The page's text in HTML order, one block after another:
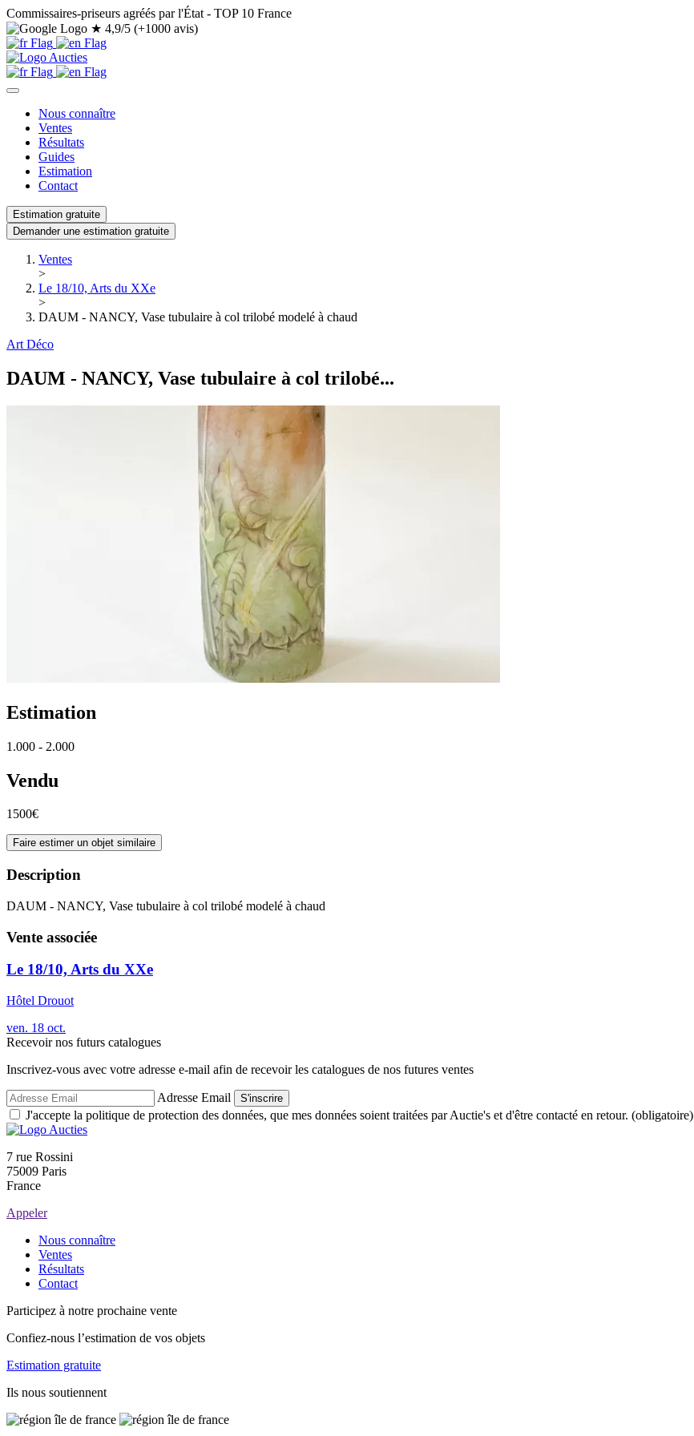
Commissaires-priseurs agréés par l'État - TOP 10 France
★ 4,9/5 (+1000 avis)
Nous connaître
Ventes
Résultats
Guides
Estimation
Contact
Estimation gratuite
Demander une estimation gratuite
Ventes
>
Le 18/10, Arts du XXe
>
DAUM - NANCY, Vase tubulaire à col trilobé modelé à chaud
Art Déco
DAUM - NANCY, Vase tubulaire à col trilobé...
Estimation
1.000 - 2.000
Vendu
1500€
Faire estimer un objet similaire
Description
DAUM - NANCY, Vase tubulaire à col trilobé modelé à chaud
Vente associée
Le 18/10, Arts du XXe
Hôtel Drouot
ven. 18 oct.
Recevoir nos futurs catalogues
Inscrivez-vous avec votre adresse e-mail afin de recevoir les catalogues de nos futures ventes
Adresse Email S'inscrire
J'accepte la politique de protection des données, que mes données soient traitées par Auctie's et d'être contacté en retour. (obligatoire)
7 rue Rossini
75009 Paris
France
Appeler
Nous connaître
Ventes
Résultats
Contact
Participez à notre prochaine vente
Confiez-nous l’estimation de vos objets
Estimation gratuite
Ils nous soutiennent